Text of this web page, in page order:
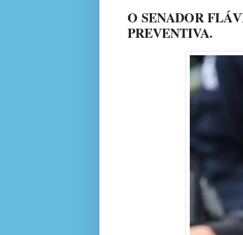
O SENADOR
PREVENTIVA.